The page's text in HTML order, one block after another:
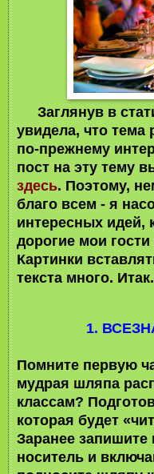
Заглянув в
увидела, что тема
по-прежнему
пост на эту тему
здесь. Поэтому,
благо всем - я
интересных идей,
дорогие мои
Картинки
текста много.
1.
Помните первую
мудрая шляпа
классам?
которая будет
Заранее
носитель и